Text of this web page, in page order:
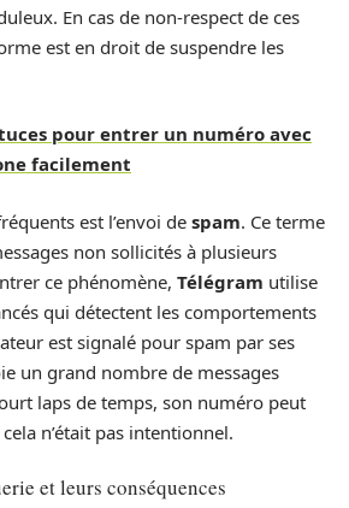
En cas de non-respect de ces
est en droit de suspendre les
pour entrer un numéro avec
facilement
est l’envoi de spam. Ce terme
non sollicités à plusieurs
ce phénomène, Télégram utilise
qui détectent les comportements
est signalé pour spam par ses
un grand nombre de messages
laps de temps, son numéro peut
n’était pas intentionnel.
et leurs conséquences